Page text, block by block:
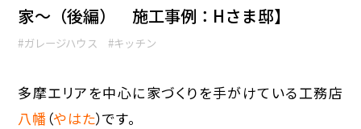
家〜（後編） 施工事例：Hさま邸】
#ガレージハウス #キッチン
多摩エリアを中心に家づくりを手がけている工務店
八幡（やはた）です。